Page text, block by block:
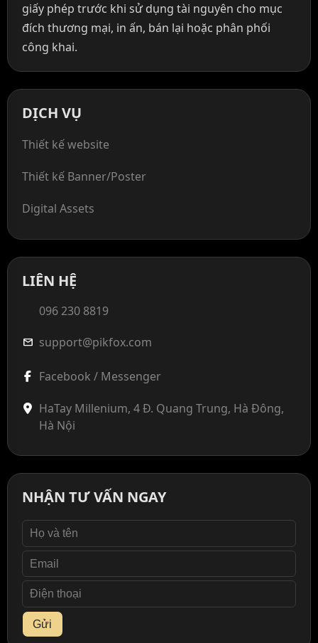
giấy phép trước khi sử dụng tài nguyên cho mục
đích thương mại, in ấn, bán lại hoặc phân phối
công khai.
DỊCH VỤ
Thiết kế website
Thiết kế Banner/Poster
Digital Assets
LIÊN HỆ
096 230 8819
mail support@pikfox.com
Facebook / Messenger
HaTay Millenium, 4 Đ. Quang Trung, Hà Đông,
Hà Nội
NHẬN TƯ VẤN NGAY
Gửi